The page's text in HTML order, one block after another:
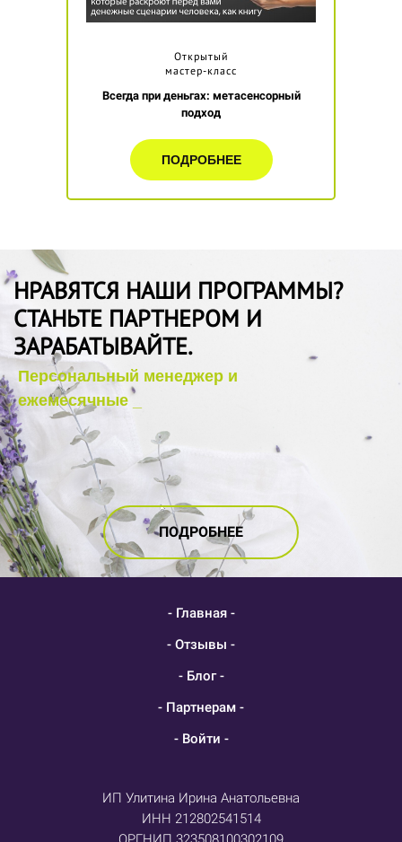
Открытый
мастер-класс
Всегда при деньгах: метасенсорный
подход
ПОДРОБНЕЕ
НРАВЯТСЯ НАШИ ПРОГРАММЫ?
СТАНЬТЕ ПАРТНЕРОМ И
ЗАРАБАТЫВАЙТЕ.
ПОДРОБНЕЕ
- Главная -
- Отзывы -
- Блог -
- Партнерам -
- Войти -
ИП Улитина Ирина Анатольевна
ИНН 212802541514